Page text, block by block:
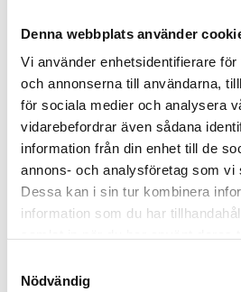
Denna webbplats använder
Vi använder enhetsidentifierare
och annonserna till användarna,
för sociala medier och analysera
vidarebefordrar även sådana
information från din enhet till de
annons- och analysföretag som vi
Dessa kan i sin tur kombinera
information som du har
Nödvändig
februari 2024
oktober 2023
april 2022
december 2020
november 2020
mars 2020
januari 2020